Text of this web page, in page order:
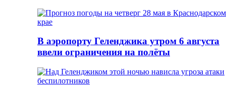
В аэропорту Геленджика утром 6 августа
ввели ограничения на полёты